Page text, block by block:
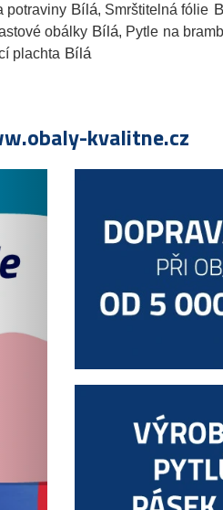
potravinyBílá, Smrštitelná fólie
obálkyBílá, Pytle na
plachta Bílá
kvalitne.cz